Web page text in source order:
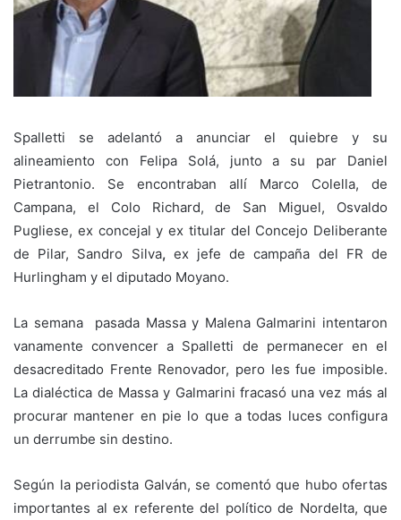
Spalletti se adelantó a anunciar el quiebre y su
alineamiento con Felipa Solá, junto a su par Daniel
Pietrantonio. Se encontraban allí Marco Colella, de
Campana, el Colo Richard, de San Miguel, Osvaldo
Pugliese, ex concejal y ex titular del Concejo Deliberante
de Pilar, Sandro Silva, ex jefe de campaña del FR de
Hurlingham y el diputado Moyano.
La semana pasada Massa y Malena Galmarini intentaron
vanamente convencer a Spalletti de permanecer en el
desacreditado Frente Renovador, pero les fue imposible.
La dialéctica de Massa y Galmarini fracasó una vez más al
procurar mantener en pie lo que a todas luces configura
un derrumbe sin destino.
Según la periodista Galván, se comentó que hubo ofertas
importantes al ex referente del político de Nordelta, que